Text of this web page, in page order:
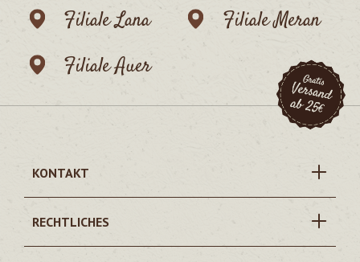
Filiale Lana
Filiale Meran
Filiale Auer
KONTAKT
RECHTLICHES